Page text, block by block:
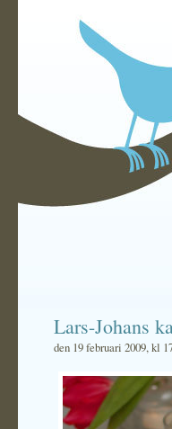
Lars-Johans
den 19 februari 2009, kl